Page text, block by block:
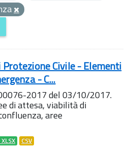
Protezione Civile - Elementi
- C...
2017 del 03/10/2017.
di attesa, viabilità di
aree
CSV